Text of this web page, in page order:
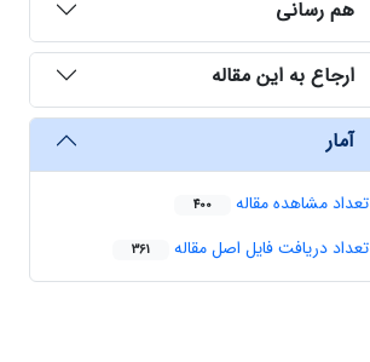
هم رسانی
ارجاع به این مقاله
آمار
تعداد مشاهده مقاله 400
تعداد دریافت فایل اصل مقاله 361